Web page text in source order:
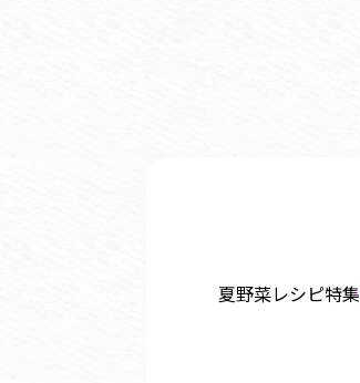
夏野菜レシピ特集